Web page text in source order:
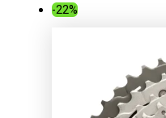
était :
-22%